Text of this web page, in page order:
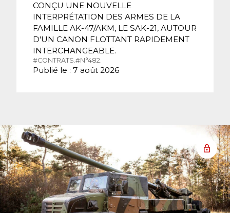
CONÇU UNE NOUVELLE
INTERPRÉTATION DES ARMES DE LA
FAMILLE AK-47/AKM, LE SAK-21, AUTOUR
D'UN CANON FLOTTANT RAPIDEMENT
INTERCHANGEABLE.
#CONTRATS.#N°482.
Publié le : 7 août 2026